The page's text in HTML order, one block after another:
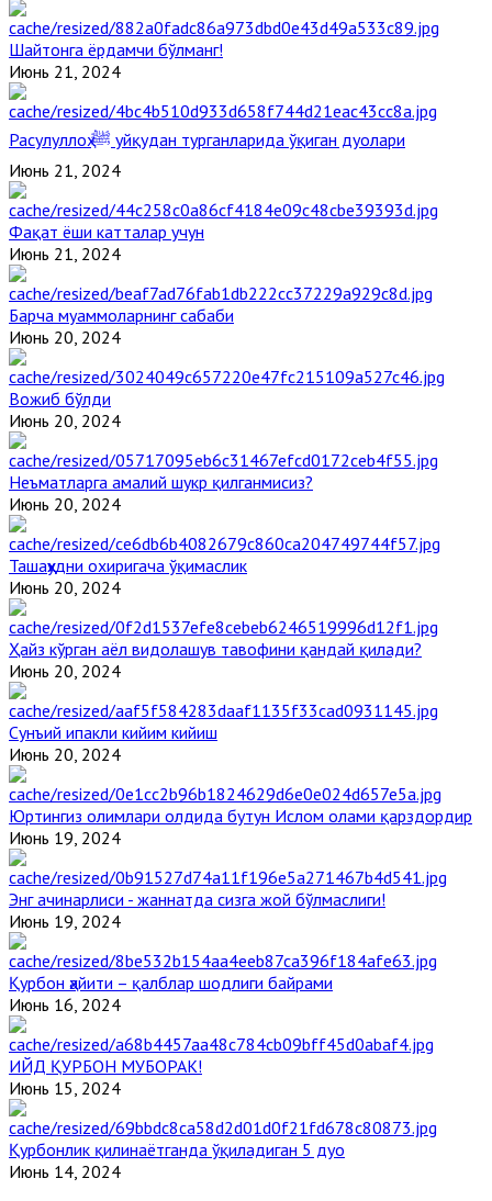
Шайтонга ёрдамчи бўлманг!
Июнь 21, 2024
Расулуллоҳ ﷺ уйқудан турганларида ўқиган дуолари
Июнь 21, 2024
Фақат ёши катталар учун
Июнь 21, 2024
Барча муаммоларнинг сабаби
Июнь 20, 2024
Вожиб бўлди
Июнь 20, 2024
Неъматларга амалий шукр қилганмисиз?
Июнь 20, 2024
Ташаҳҳудни охиригача ўқимаслик
Июнь 20, 2024
Ҳайз кўрган аёл видолашув тавофини қандай қилади?
Июнь 20, 2024
Сунъий ипакли кийим кийиш
Июнь 20, 2024
Юртингиз олимлари олдида бутун Ислом олами қарздордир
Июнь 19, 2024
Энг ачинарлиси - жаннатда сизга жой бўлмаслиги!
Июнь 19, 2024
Қурбон ҳайити – қалблар шодлиги байрами
Июнь 16, 2024
ИЙД ҚУРБОН МУБОРАК!
Июнь 15, 2024
Қурбонлик қилинаётганда ўқиладиган 5 дуо
Июнь 14, 2024